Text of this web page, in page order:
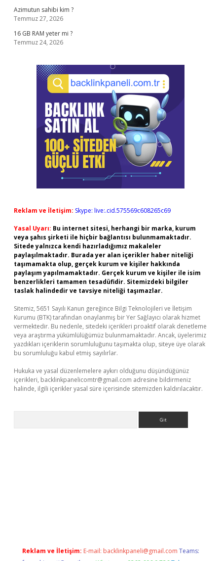
Azimutun sahibi kim ?
Temmuz 27, 2026
16 GB RAM yeter mi ?
Temmuz 24, 2026
Reklam ve İletişim: Skype: live:.cid.575569c608265c69
Yasal Uyarı: Bu internet sitesi, herhangi bir marka, kurum
veya şahıs şirketi ile hiçbir bağlantısı bulunmamaktadır.
Sitede yalnızca kendi hazırladığımız makaleler
paylaşılmaktadır. Burada yer alan içerikler haber niteliği
taşımamakta olup, gerçek kurum ve kişiler hakkında
paylaşım yapılmamaktadır. Gerçek kurum ve kişiler ile isim
benzerlikleri tamamen tesadüfidir. Sitemizdeki bilgiler
taslak halindedir ve tavsiye niteliği taşımazlar.
Sitemiz, 5651 Sayılı Kanun gereğince Bilgi Teknolojileri ve İletişim
Kurumu (BTK) tarafından onaylanmış bir Yer Sağlayıcı olarak hizmet
vermektedir. Bu nedenle, sitedeki içerikleri proaktif olarak denetleme
veya araştırma yükümlülüğümüz bulunmamaktadır. Ancak, üyelerimiz
yazdıkları içeriklerin sorumluluğunu taşımakta olup, siteye üye olarak
bu sorumluluğu kabul etmiş sayılırlar.
Hukuka ve yasal düzenlemelere aykırı olduğunu düşündüğünüz
içerikleri, backlinkpanelicomtr@gmail.com adresine bildirmeniz
halinde, ilgili içerikler yasal süre içerisinde sitemizden kaldırılacaktır.
Reklam ve İletişim: E-mail: backlinkpaneli@gmail.com Teams: